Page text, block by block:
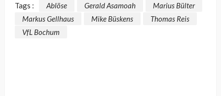
Tags : Ablöse Gerald Asamoah
Marius Bülter
Markus Gellhaus
Mike Büskens
Thomas Reis
VfL Bochum